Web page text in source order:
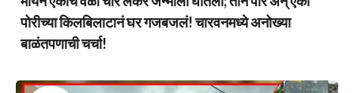
पोरीच्या किलबिलाटानं घर गजबजलं! चारवनमध्ये अनोख्या
बाळंतपणाची चर्चा!